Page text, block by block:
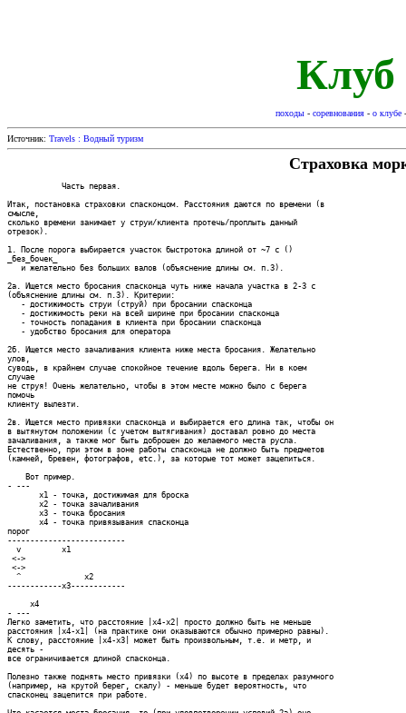
Клуб
походы - соревнования - о клубе
Источник: Travels : Водный туризм
Страховка
            Часть первая.
Итак, постановка страховки спасконцом. Расстояния даются по времени (в
смысле,
сколько времени занимает у струи/клиента протечь/проплыть данный
отрезок).
1. После порога выбирается участок быстротока длиной от ~7 с ()
_без_бочек_
   и желательно без больших валов (объяснение длины см. п.3).
2а. Ищется место бросания спасконца чуть ниже начала участка в 2-3 с
(объяснение длины см. п.3). Критерии:
   - достижимость струи (струй) при бросании спасконца
   - достижимость реки на всей ширине при бросании спасконца
   - точность попадания в клиента при бросании спасконца
   - удобство бросания для оператора
2б. Ищется место зачаливания клиента ниже места бросания. Желательно
улов,
суводь, в крайнем случае спокойное течение вдоль берега. Hи в коем
случае
не струя! Очень желательно, чтобы в этом месте можно было с берега
помочь
клиенту вылезти.
2в. Ищется место привязки спасконца и выбирается его длина так, чтобы он
в вытянутом положении (с учетом вытягивания) доставал ровно до места
зачаливания, а также мог быть доброшен до желаемого места русла.
Естественно, при этом в зоне работы спасконца не должно быть предметов
(камней, бревен, фотографов, etc.), за которые тот может зацепиться.
    Вот пример.
- ---
       x1 - точка, достижимая для броска
       x2 - точка зачаливания
       x3 - точка бросания
       x4 - точка привязывания спасконца
порог
--------------------------
  v         x1
<->
<->
  ^              x2
------------x3------------
     x4
- ---
Легко заметить, что расстояние |x4-x2| просто должно быть не меньше
расстояния |x4-x1| (на практике они оказываются обычно примерно равны).
К слову, расстояние |x4-x3| может быть произвольным, т.е. и метр, и
десять -
все ограничивается длиной спасконца.
Полезно также поднять место привязки (x4) по высоте в пределах разумного
(например, на крутой берег, скалу) - меньше будет вероятность, что
спасконец зацепится при работе.